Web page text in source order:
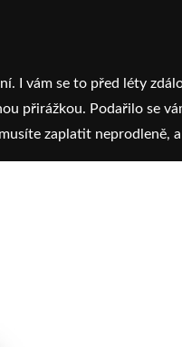
I vám se to před léty
přirážkou. Podařilo se
zaplatit neprodleně,